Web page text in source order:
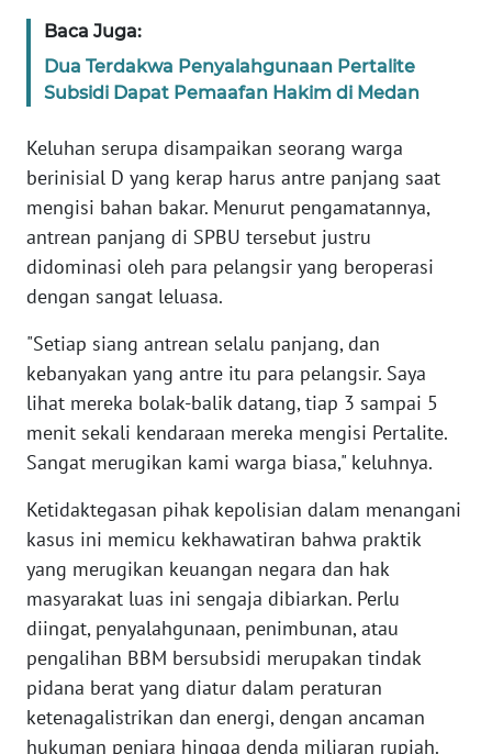
Baca Juga:
Dua Terdakwa Penyalahgunaan Pertalite
Subsidi Dapat Pemaafan Hakim di Medan
Keluhan serupa disampaikan seorang warga
berinisial D yang kerap harus antre panjang saat
mengisi bahan bakar. Menurut pengamatannya,
antrean panjang di SPBU tersebut justru
didominasi oleh para pelangsir yang beroperasi
dengan sangat leluasa.
"Setiap siang antrean selalu panjang, dan
kebanyakan yang antre itu para pelangsir. Saya
lihat mereka bolak-balik datang, tiap 3 sampai 5
menit sekali kendaraan mereka mengisi Pertalite.
Sangat merugikan kami warga biasa," keluhnya.
Ketidaktegasan pihak kepolisian dalam menangani
kasus ini memicu kekhawatiran bahwa praktik
yang merugikan keuangan negara dan hak
masyarakat luas ini sengaja dibiarkan. Perlu
diingat, penyalahgunaan, penimbunan, atau
pengalihan BBM bersubsidi merupakan tindak
pidana berat yang diatur dalam peraturan
ketenagalistrikan dan energi, dengan ancaman
hukuman penjara hingga denda miliaran rupiah.
WN
WN
BENGKULU
WN
LAMPUNG
WN
JATENG
WN
NUSANTARA
WN
JOGJA
WN
JATIM
WN
BALI